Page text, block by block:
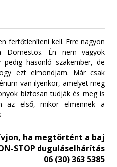
fertőtleníteni kell. Erre nagyon
Én nem vagyok
pedig hasonló szakember, de
ezt elmondjam. Már csak
van ilyenkor, amelyet meg
biztosan tudják és meg is
az első, mikor elmennek a
ha megtörtént a baj
STOP duguláselhárítás
06 (30) 363 5385